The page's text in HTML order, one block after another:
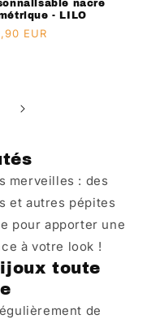
nacre
- LILO
EUR
merveilles : des
et autres pépites
pour apporter une
à votre look !
toute
de